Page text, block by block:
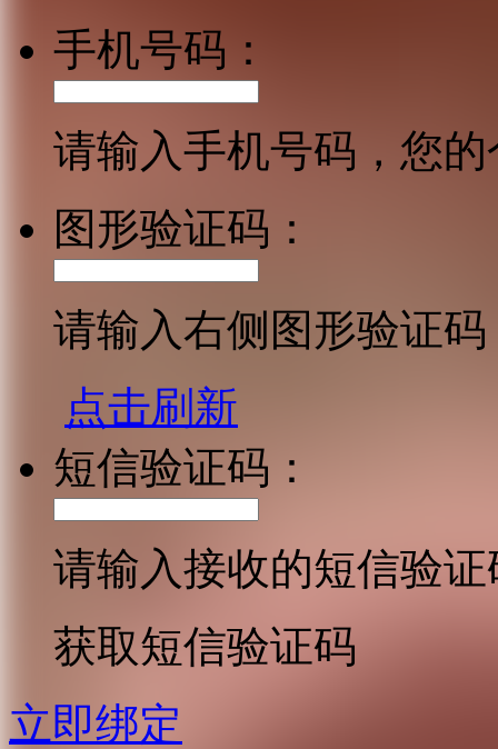
手机号码：
请输入手机号码，您
图形验证码：
请输入右侧图形验证码
点击刷新
短信验证码：
请输入接收的短信验证
获取短信验证码
立即绑定